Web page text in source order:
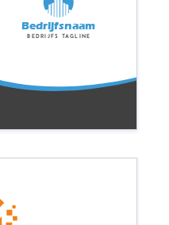
Bedrijfsnaam
Bedrijfs tagline